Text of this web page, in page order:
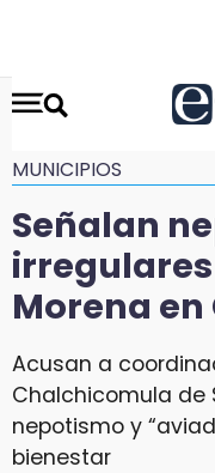
MUNICIPIOS
Señalan
irregulares
Morena
Acusan a
Chalchicomula de
nepotismo y
bienestar